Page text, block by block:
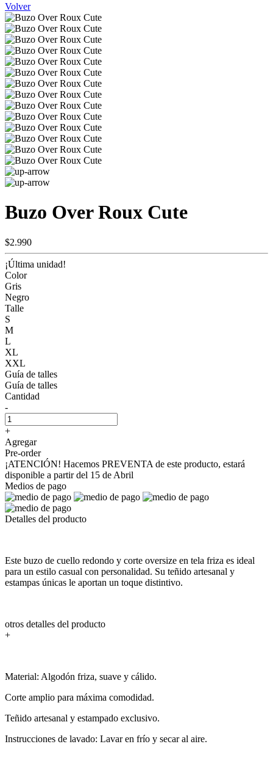
Volver
Buzo Over Roux Cute
$2.990
¡Última unidad!
Color
Gris
Negro
Talle
S
M
L
XL
XXL
Guía de talles
Guía de talles
Cantidad
-
+
Agregar
Pre-order
¡ATENCIÓN! Hacemos PREVENTA de este producto, estará
disponible a partir del 15 de Abril
Medios de pago
Detalles del producto
Este buzo de cuello redondo y corte oversize en tela friza es ideal
para un estilo casual con personalidad. Su teñido artesanal y
estampas únicas le aportan un toque distintivo.
otros detalles del producto
+
Material: Algodón friza, suave y cálido.
Corte amplio para máxima comodidad.
Teñido artesanal y estampado exclusivo.
Instrucciones de lavado: Lavar en frío y secar al aire.